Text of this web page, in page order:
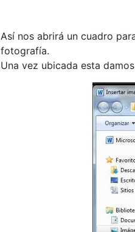
Así nos abrirá un cuadro
fotografía.
Una vez ubicada esta